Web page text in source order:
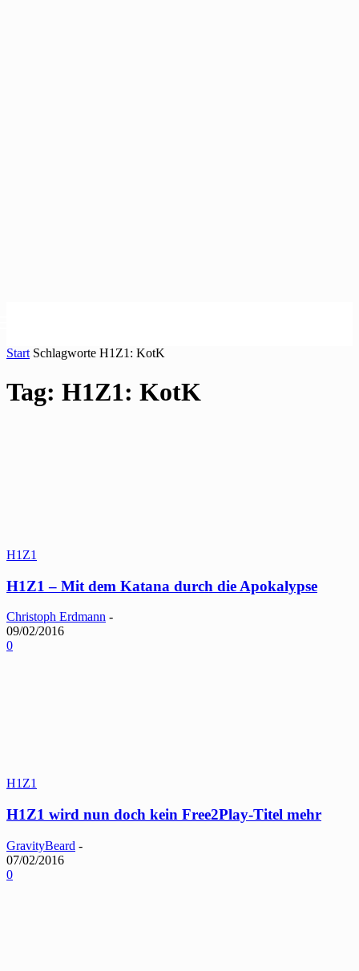
Start Schlagworte H1Z1: KotK
Tag: H1Z1: KotK
H1Z1
H1Z1 – Mit dem Katana durch die Apokalypse
Christoph Erdmann -
09/02/2016
0
H1Z1
H1Z1 wird nun doch kein Free2Play-Titel mehr
GravityBeard -
07/02/2016
0